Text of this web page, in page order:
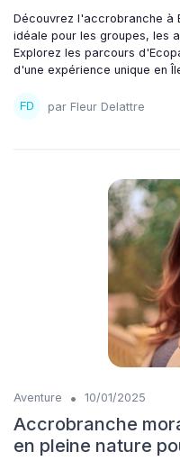
Découvrez l'accrobranche à
idéale pour les groupes, les
Explorez les parcours
d'une expérience unique en
par Fleur Delattre
Aventure • 10/01/2025
Accrobranche
en pleine nature